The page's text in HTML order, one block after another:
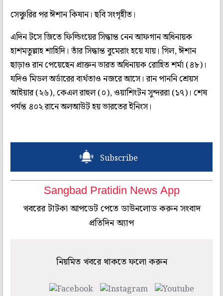
সেঞ্চুরির পর ঈশান কিষান। ছবি সংগৃহীত।
এদিন টসে জিতে ফিল্ডিংয়ের সিদ্ধান্ত নেন আফগান অধিনায়ক
হাশমতুল্লাহ শাহিদি। তাঁর সিদ্ধান্ত বুমেরাং হয়ে যায়। গিল, ঈশান
ছাড়াও রান পেয়েছেন প্রাক্তন ভারত অধিনায়ক রোহিত শর্মা (৪৮)।
যদিও মিডল অর্ডারের ব্যর্থতাও নজরে আসে। রান পাননি শ্রেয়স
আইয়ার (২৬), কেএল রাহুল (০), ওয়াশিংটন সুন্দররা (১৭)। শেষ
পর্যন্ত ৪০২ রানে অলআউট হয় ভারতের ইনিংস।
Subscribe
Sangbad Pratidin News App
খবরের টাটকা আপডেট পেতে ডাউনলোড করুন সংবাদ
প্রতিদিন অ্যাপ
নিয়মিত খবরে থাকতে ফলো করুন